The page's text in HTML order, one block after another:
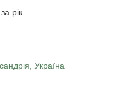
рік
Україна